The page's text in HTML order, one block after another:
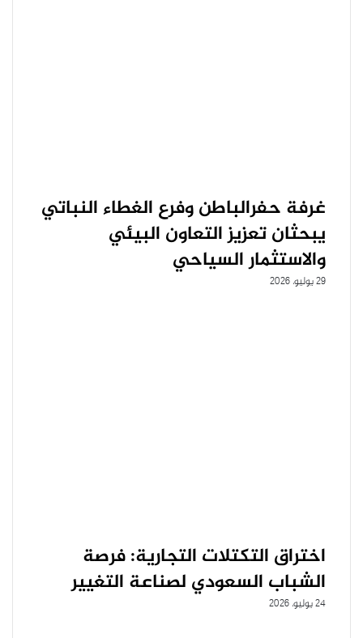
غرفة حفرالباطن وفرع الغطاء النباتي
يبحثان تعزيز التعاون البيئي
والاستثمار السياحي
29 يوليو، 2026
اختراق التكتلات التجارية: فرصة
الشباب السعودي لصناعة التغيير
24 يوليو، 2026